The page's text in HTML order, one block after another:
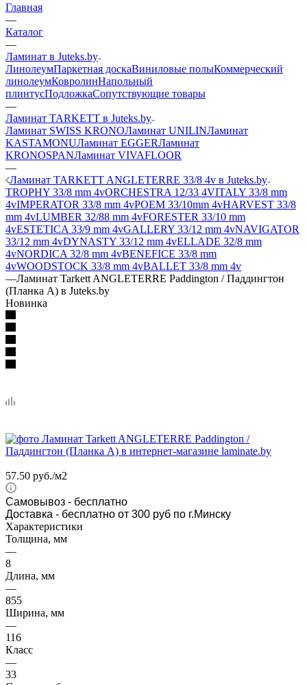
Главная
—
Каталог
—
Ламинат в Juteks.by
ЛинолеумПаркетная доскаВиниловые полыКоммерческий
линолеумКовролинНапольный
плинтусПодложкаСопутствующие товары
—
Ламинат TARKETT в Juteks.by
Ламинат SWISS KRONOЛаминат UNILINЛаминат
KASTAMONUЛаминат EGGERЛаминат
KRONOSPANЛаминат VIVAFLOOR
—
Ламинат TARKETT ANGLETERRE 33/8 4v в Juteks.by
TROPHY 33/8 mm 4vORCHESTRA 12/33 4VITALY 33/8 mm
4vIMPERATOR 33/8 mm 4vPOEM 33/10mm 4vHARVEST 33/8
mm 4vLUMBER 32/88 mm 4vFORESTER 33/10 mm
4vESTETICA 33/9 mm 4vGALLERY 33/12 mm 4vNAVIGATOR
33/12 mm 4vDYNASTY 33/12 mm 4vELLADE 32/8 mm
4vNORDICA 32/8 mm 4vBENEFICE 33/8 mm
4vWOODSTOCK 33/8 mm 4vBALLET 33/8 mm 4v
—Ламинат Tarkett ANGLETERRE Paddington / Паддингтон
(Планка А) в Juteks.by
Новинка
57.50 руб./м2
Самовывоз - бесплатно
Доставка - бесплатно от 300 руб по г.Минску
Характеристики
Толщина, мм
—
8
Длина, мм
—
855
Ширина, мм
—
116
Класс
—
33